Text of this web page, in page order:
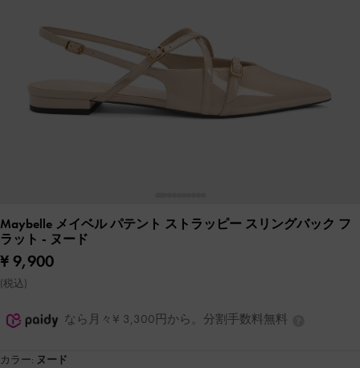
Maybelle メイベル パテント ストラッピー スリングバック フ
ラット - ヌード
¥ 9,900
(税込)
なら月々¥ 3,300円から。分割手数料無料
カラー: ヌード